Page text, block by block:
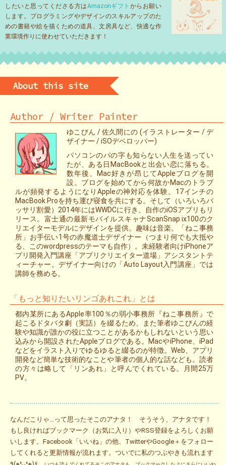
したいと思ってくださる方はAmazonギフト からお願い
します。プログラミングやデザインのスキルアップのた
めの書籍や絵を描くための道具、文房具など、快適な作
業環境作りに使わせていただきます！
About this site
Author / Writer Painter
ゆこびん / 佐久間にの (イラストレーター / デ
ザイナー / iSOデベロッパー)
パソコンのパの字も知らない人生を送ってい
たが、ある日MacBookと出会い恋に落ちる。
数年後、Mac好きが昂じてAppleブログを開
設。ブログを始めてから何故かMacのトラブ
ルが頻発するようになりAppleの神対応を体験。17インチの
MacBook Proを持ち運び寝食を共にする。そして（いろいろバ
ッサリ割愛）2014年にはWWDCに行き、自作のiOSアプリもリ
リース。富士通の最新モバイルスキャナScanSnap ix100のク
リエイターモデルにデザインを提供。趣味は音楽。「ねこ事務
所」お手伝い1号の赤魔道士デザイナー（つまり何でも大抵や
る、このwordpressのテーマも自作）。未経験者向けiPhoneア
プリ開発入門講座「アプリクリエイター道場」アシスタントテ
ィーチャー。デザイナー向けの「Auto Layout入門講座」では
講師を務める。
「もっと知りたいリンゴあれこれ」とは
都内某所にあるApple率100％の弱小事務所『ねこ事務所』で
起こるドタバタ劇（実話）を綴るため、また筆者ゆこびんの経
験や知識が誰かの役に立つことがあるかもしれないという思い
込みから開設されたAppleブログである。MacやiPhone、iPad
などをイラスト入りでゆるゆると綴るのが特徴。Web、アプリ
開発など簡単な技術的なことや筆者の個人的な話なども。読者
の方々は略して「リンあれ」と呼んでくれている。月間25万
PV。
なんだこりゃ…って思ったそこのアナタ！ そうそう、アナタです！
もし良ければブックマーク（お気に入り）やRSS登録をよろしくお願
いします。Facebook「いいね」の他、TwitterやGoogle＋をフォロー
してくれると更新情報が流れます。ついでに私のつぶやきも流れます